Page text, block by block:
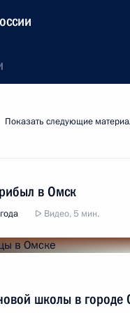
Показать следующие
в Омск
Видео, 5 мин.
школы в городе